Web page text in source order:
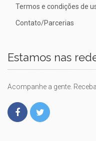
Termos e condições de
Contato/Parcerias
Estamos nas
Acompanhe a gente.